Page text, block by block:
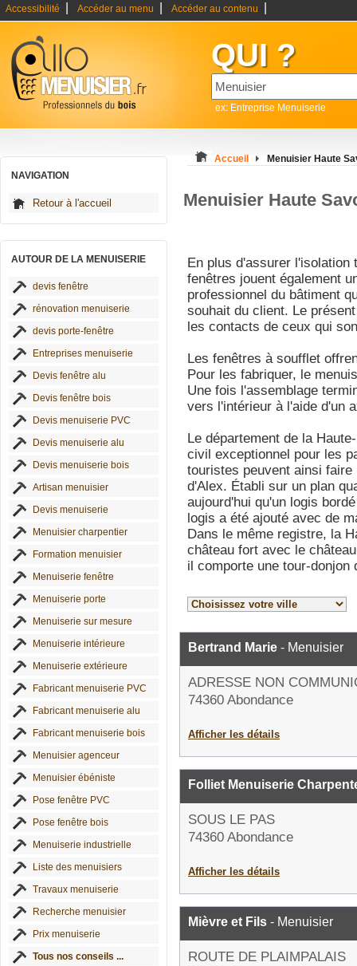
Accessibilité Accéder au menu Accéder au contenu
QUI ?
ex: Entreprise Menuiserie
NAVIGATION
Retour à l'accueil
AUTOUR DE LA MENUISERIE
devis fenêtre
rénovation menuiserie
devis porte-fenêtre
Entreprises menuiserie
Devis fenêtre alu
Devis fenêtre bois
Devis menuiserie PVC
Devis menuiserie alu
Devis menuiserie bois
Artisan menuisier
Devis menuiserie
Menuisier charpentier
Formation menuisier
Menuiserie fenêtre
Menuiserie porte
Menuiserie sur mesure
Menuiserie intérieure
Menuiserie extérieure
Fabricant menuiserie PVC
Fabricant menuiserie alu
Fabricant menuiserie bois
Menuisier agenceur
Menuisier ébéniste
Pose fenêtre PVC
Pose fenêtre bois
Menuiserie industrielle
Liste des menuisiers
Travaux menuiserie
Recherche menuisier
Prix menuiserie
Tous nos conseils ...
Accueil Menuisier Haute
Menuisier Haute
En plus d'assurer l'isolation
fenêtres jouent également
professionnel du bâtiment
souhait du client. Le
les contacts de ceux qui
Les fenêtres à soufflet
Pour les fabriquer, le
Une fois l'assemblage
vers l'intérieur à l'aide d'un
Le département de la
civil exceptionnel pour les
touristes peuvent ainsi
d'Alex. Établi sur un plan
aujourd'hui qu'un logis
logis a été ajouté avec de
Dans le même registre, la
château fort avec le
il comporte une tour-donjon
Bertrand Marie - Menuisier
ADRESSE NON
74360 Abondance
Afficher les détails
Folliet Menuiserie
SOUS LE PAS
74360 Abondance
Afficher les détails
Mièvre et Fils - Menuisier
ROUTE DE PLAIMPALAIS